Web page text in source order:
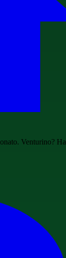
Venturino? Ha